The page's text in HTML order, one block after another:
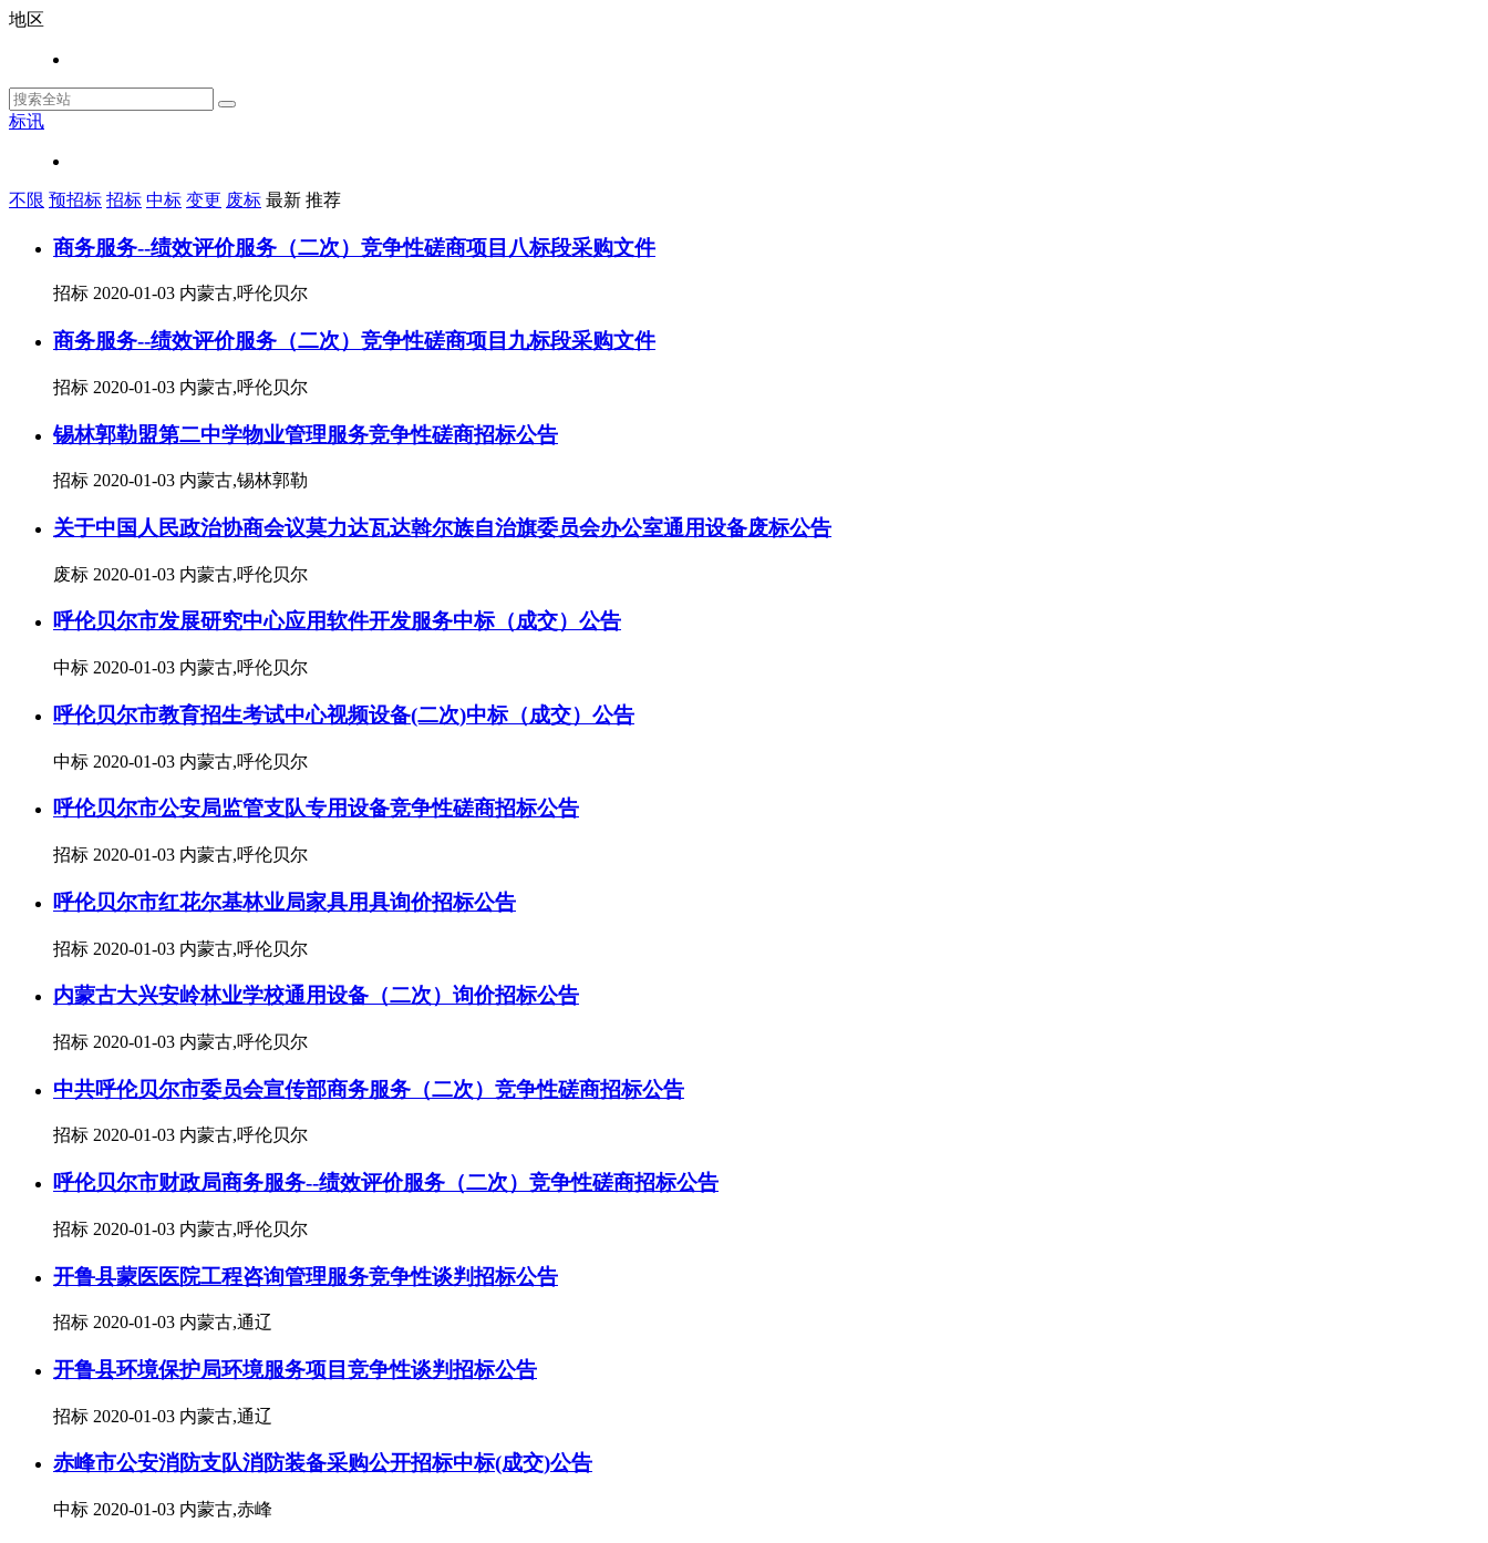
地区
标讯
不限 预招标 招标 中标 变更 废标 最新 推荐
商务服务--绩效评价服务（二次）竞争性磋商项目八标段采购文件
招标 2020-01-03 内蒙古,呼伦贝尔
商务服务--绩效评价服务（二次）竞争性磋商项目九标段采购文件
招标 2020-01-03 内蒙古,呼伦贝尔
锡林郭勒盟第二中学物业管理服务竞争性磋商招标公告
招标 2020-01-03 内蒙古,锡林郭勒
关于中国人民政治协商会议莫力达瓦达斡尔族自治旗委员会办公室通用设备废标公告
废标 2020-01-03 内蒙古,呼伦贝尔
呼伦贝尔市发展研究中心应用软件开发服务中标（成交）公告
中标 2020-01-03 内蒙古,呼伦贝尔
呼伦贝尔市教育招生考试中心视频设备(二次)中标（成交）公告
中标 2020-01-03 内蒙古,呼伦贝尔
呼伦贝尔市公安局监管支队专用设备竞争性磋商招标公告
招标 2020-01-03 内蒙古,呼伦贝尔
呼伦贝尔市红花尔基林业局家具用具询价招标公告
招标 2020-01-03 内蒙古,呼伦贝尔
内蒙古大兴安岭林业学校通用设备（二次）询价招标公告
招标 2020-01-03 内蒙古,呼伦贝尔
中共呼伦贝尔市委员会宣传部商务服务（二次）竞争性磋商招标公告
招标 2020-01-03 内蒙古,呼伦贝尔
呼伦贝尔市财政局商务服务--绩效评价服务（二次）竞争性磋商招标公告
招标 2020-01-03 内蒙古,呼伦贝尔
开鲁县蒙医医院工程咨询管理服务竞争性谈判招标公告
招标 2020-01-03 内蒙古,通辽
开鲁县环境保护局环境服务项目竞争性谈判招标公告
招标 2020-01-03 内蒙古,通辽
赤峰市公安消防支队消防装备采购公开招标中标(成交)公告
中标 2020-01-03 内蒙古,赤峰